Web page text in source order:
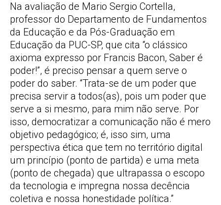
Na avaliação de Mario Sergio Cortella,
professor do Departamento de Fundamentos
da Educação e da Pós-Graduação em
Educação da PUC-SP, que cita “o clássico
axioma expresso por Francis Bacon, Saber é
poder!”, é preciso pensar a quem serve o
poder do saber. “Trata-se de um poder que
precisa servir a todos(as), pois um poder que
serve a si mesmo, para mim não serve. Por
isso, democratizar a comunicação não é mero
objetivo pedagógico; é, isso sim, uma
perspectiva ética que tem no território digital
um princípio (ponto de partida) e uma meta
(ponto de chegada) que ultrapassa o escopo
da tecnologia e impregna nossa decência
coletiva e nossa honestidade política.”